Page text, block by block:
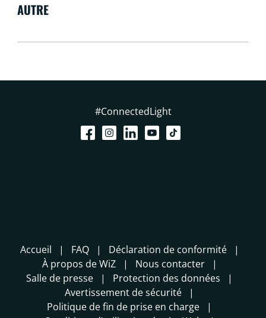
AUTRE
#ConnectedLight
Accueil FAQ
Déclaration de conformité
À propos de WiZ
Nous contacter
Salle de presse
Protection des données
Avertissement de sécurité
Politique de fin de prise en charge